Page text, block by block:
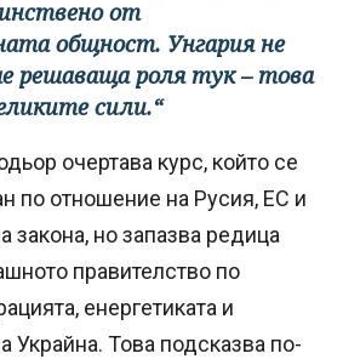
от
общност. Унгария не
решаваща роля тук – това
сили.“
очертава курс, който се
по отношение на Русия, ЕС и
закона, но запазва редица
правителство по
енергетиката и
Украйна. Това подсказва по-